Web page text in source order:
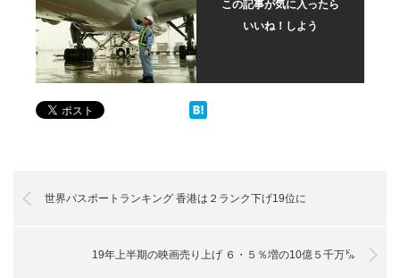
この記事が気に入ったら
いいね！しよう
世界パスポートランキング 香港は２ランク下げ19位に
19年上半期の映画売り上げ ６・５％増の10億５千万㌦